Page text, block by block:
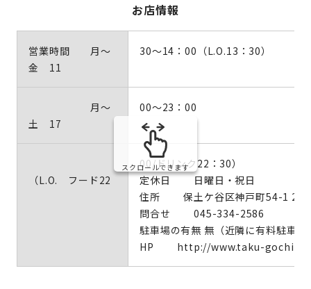
お店情報
営業時間 月～
金 11
30～14：00（L.O.13：30）
月～
土 17
00～23：00
（L.O. フード22
00/ドリンク22：30）
定休日 日曜日・祝日
住所 保土ケ谷区神戸町54-1
問合せ 045-334-2586
駐車場の有無 無（近隣に有料駐車場
HP http://www.taku-
スクロールできます